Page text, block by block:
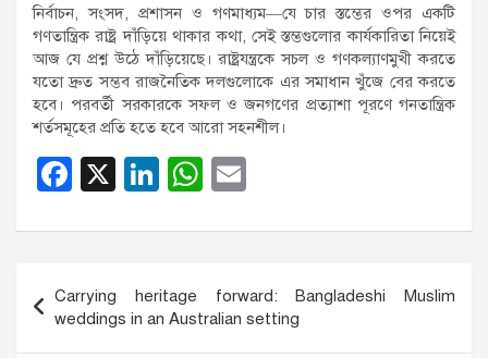
নির্বাচন, সংসদ, প্রশাসন ও গণমাধ্যম—যে চার স্তম্ভের ওপর একটি
গণতান্ত্রিক রাষ্ট্র দাঁড়িয়ে থাকার কথা, সেই স্তম্ভগুলোর কার্যকারিতা নিয়েই
আজ যে প্রশ্ন উঠে দাঁড়িয়েছে। রাষ্ট্রযন্ত্রকে সচল ও গণকল্যাণমুখী করতে
যতো দ্রুত সম্ভব রাজনৈতিক দলগুলোকে এর সমাধান খুঁজে বের করতে
হবে। পরবর্তী সরকারকে সফল ও জনগণের প্রত্যাশা পূরণে গনতান্ত্রিক
শর্তসমূহের প্রতি হতে হবে আরো সহনশীল।
F
c
b
o
X
Li
k
e
dI
n
W
at
s
A
p
ail
navigation
Carrying heritage forward: Bangladeshi Muslim
weddings in an Australian setting